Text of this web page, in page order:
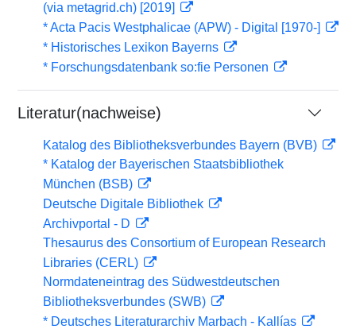
(via metagrid.ch) [2019]
* Acta Pacis Westphalicae (APW) - Digital [1970-]
* Historisches Lexikon Bayerns
* Forschungsdatenbank so:fie Personen
Literatur(nachweise)
Katalog des Bibliotheksverbundes Bayern (BVB)
* Katalog der Bayerischen Staatsbibliothek
München (BSB)
Deutsche Digitale Bibliothek
Archivportal - D
Thesaurus des Consortium of European Research
Libraries (CERL)
Normdateneintrag des Südwestdeutschen
Bibliotheksverbundes (SWB)
* Deutsches Literaturarchiv Marbach - Kallías